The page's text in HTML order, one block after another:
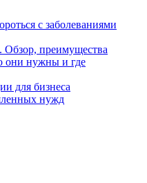
с заболеваниями
Обзор, преимущества
они нужны и где
для бизнеса
нужд